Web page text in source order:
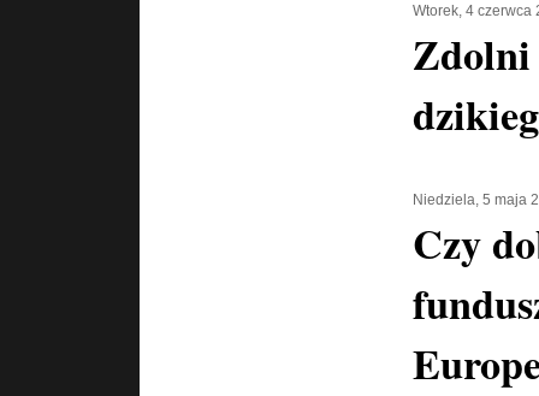
Wtorek, 4 czerwca
Zdolni
Niedziela, 5 maja
Czy